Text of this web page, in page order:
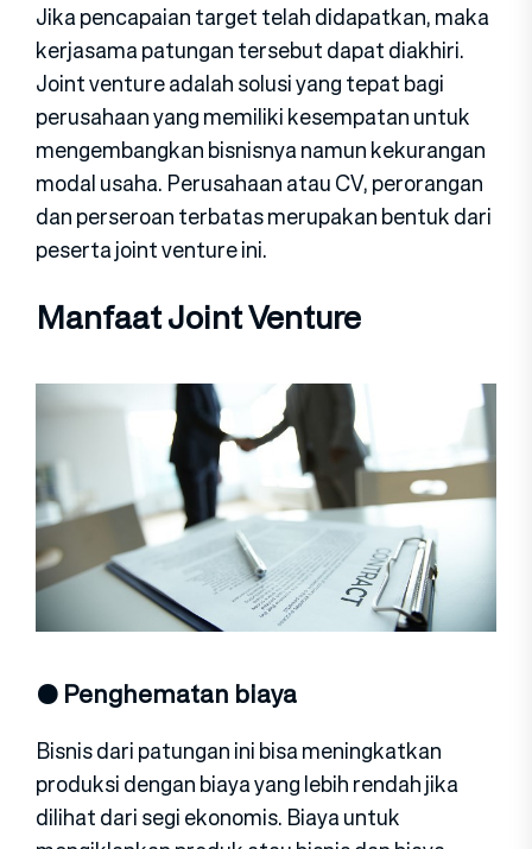
Jika pencapaian target telah didapatkan, maka
kerjasama patungan tersebut dapat diakhiri.
Joint venture adalah solusi yang tepat bagi
perusahaan yang memiliki kesempatan untuk
mengembangkan bisnisnya namun kekurangan
modal usaha. Perusahaan atau CV, perorangan
dan perseroan terbatas merupakan bentuk dari
peserta joint venture ini.
Manfaat Joint Venture
● Penghematan biaya
Bisnis dari patungan ini bisa meningkatkan
produksi dengan biaya yang lebih rendah jika
dilihat dari segi ekonomis. Biaya untuk